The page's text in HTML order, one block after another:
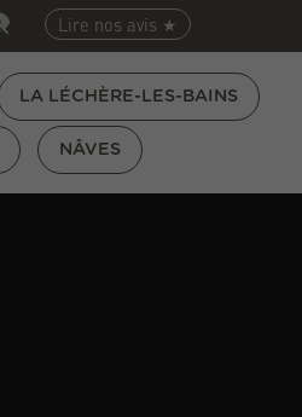
Lire nos avis ★
LA LÉCHÈRE-LES-BAINS
NÂVES